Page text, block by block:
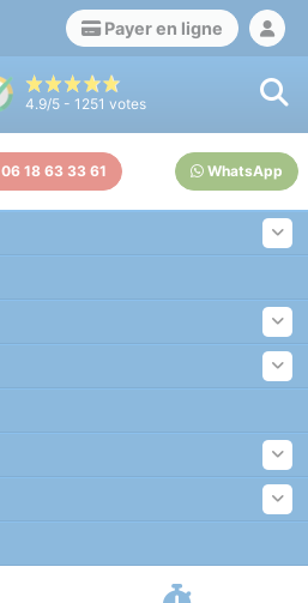
Payer en ligne
4.9/5 - 1251 votes
06 18 63 33 61 WhatsApp